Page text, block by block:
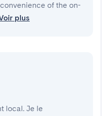
of the on-
plus
local. Je le